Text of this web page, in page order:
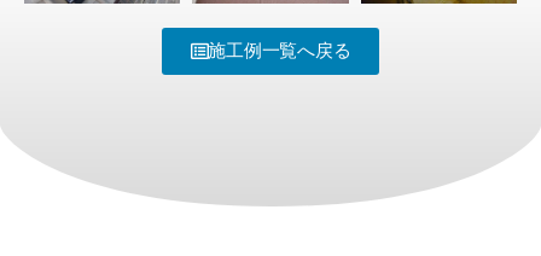
施工例一覧へ戻る